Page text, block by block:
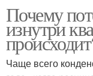
Почему
изнутри
Чаще всего